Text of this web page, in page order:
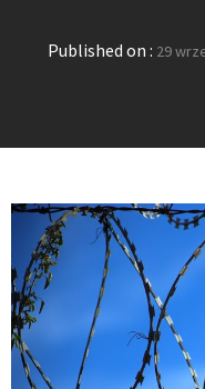
Published on : 29